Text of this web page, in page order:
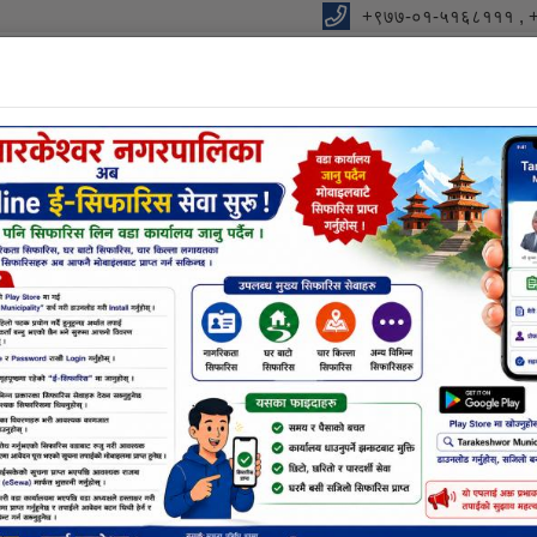
+९७७-०१-५१६८१११ ,
कार्यालय
आधार "
विधुतीय शुसासन सेवा शाखा सूचना तथा जानकारी